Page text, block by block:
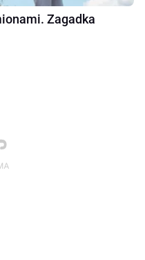
Zagadka